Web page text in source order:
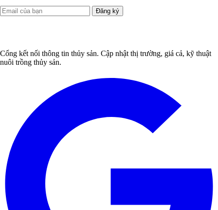
Đăng ký
Cổng kết nối thông tin thủy sản. Cập nhật thị trường, giá cả, kỹ thuật
nuôi trồng thủy sản.